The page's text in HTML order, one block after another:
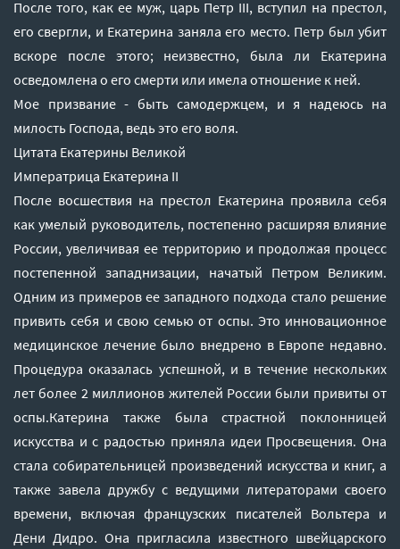
После того, как ее муж, царь Петр III, вступил на престол,
его свергли, и Екатерина заняла его место. Петр был убит
вскоре после этого; неизвестно, была ли Екатерина
осведомлена о его смерти или имела отношение к ней.
Мое призвание - быть самодержцем, и я надеюсь на
милость Господа, ведь это его воля.
Цитата Екатерины Великой
Императрица Екатерина II
После восшествия на престол Екатерина проявила себя
как умелый руководитель, постепенно расширяя влияние
России, увеличивая ее территорию и продолжая процесс
постепенной западнизации, начатый Петром Великим.
Одним из примеров ее западного подхода стало решение
привить себя и свою семью от оспы. Это инновационное
медицинское лечение было внедрено в Европе недавно.
Процедура оказалась успешной, и в течение нескольких
лет более 2 миллионов жителей России были привиты от
оспы.Катерина также была страстной поклонницей
искусства и с радостью приняла идеи Просвещения. Она
стала собирательницей произведений искусства и книг, а
также завела дружбу с ведущими литераторами своего
времени, включая французских писателей Вольтера и
Дени Дидро. Она пригласила известного швейцарского